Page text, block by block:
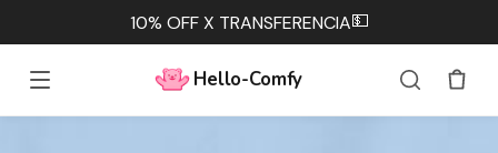
10% OFF X TRANSFERENCIA💵
Hello-Comfy